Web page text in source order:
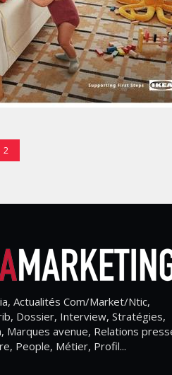
2
Actualités Com/Market/Ntic,
Dossier, Interview, Stratégies,
Marques avenue, Relations
People, Métier, Profil...